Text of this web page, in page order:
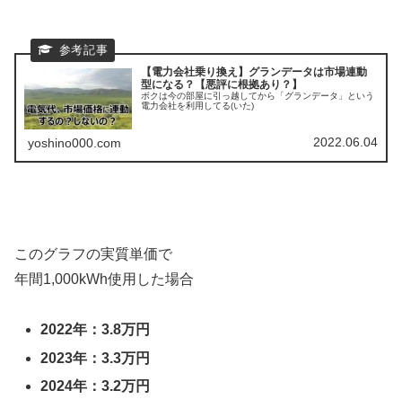
【電力会社乗り換え】グランデータは市場連動
型になる？【悪評に根拠あり？】
ボクは今の部屋に引っ越してから「グランデータ」という
電力会社を利用してる(いた)
yoshino000.com 2022.06.04
このグラフの実質単価で
年間1,000kWh使用した場合
2022年：3.8万円
2023年：3.3万円
2024年：3.2万円